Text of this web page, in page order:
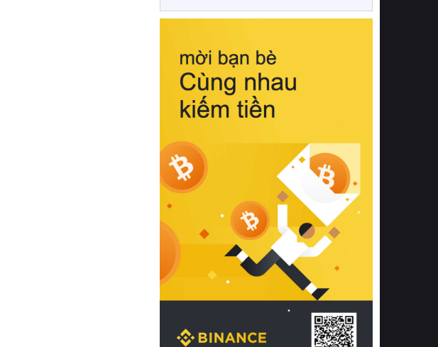
này, bạn sẽ cảm nhận rõ rệt sự khác
hồi chuẩn xác của phần đệm nâng đỡ
cột sống.
Bên cạnh đó, việc lựa chọn các dòng
sản phẩm đạt chuẩn chất lượng quốc
tế còn giúp ngăn ngừa tình trạng kích
khuẩn và nấm mốc trong điều kiện
thời tiết nóng ẩm. Bạn có thể tìm hiểu
thêm các nghiên cứu khoa học về tác
động của giấc ngủ và môi trường
phòng ngủ đối với sức khỏe con
người tại Sleep Foundation (External
Link) để có cái nhìn toàn diện hơn.
2. Các tiêu chí vàng khi lựa chọn
chăn ga gối đệm cao cấp cho phòng
ngủ
Để sở hữu một bộ chăn ga gối đệm
cao cấp hoàn hảo cả về thẩm mỹ lẫn
công năng, người tiêu dùng cần cân
nhắc kỹ lưỡng các tiêu chí quan trọng